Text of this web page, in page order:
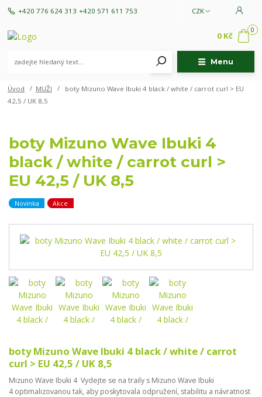
Menu
CZK
+420 776 624 313 +420 571 611 753
0
0 Kč
Úvod MUŽI
boty Mizuno Wave Ibuki 4 black / white / carrot curl > EU
42,5 / UK 8,5
boty Mizuno Wave Ibuki 4
black / white / carrot curl >
EU 42,5 / UK 8,5
Novinka Akce
boty Mizuno Wave Ibuki 4 black / white / carrot
curl > EU 42,5 / UK 8,5
Mizuno Wave Ibuki 4 Vydejte se na traily s Mizuno Wave Ibuki
4 optimalizovanou tak, aby poskytovala odpružení, stabilitu a návratnost